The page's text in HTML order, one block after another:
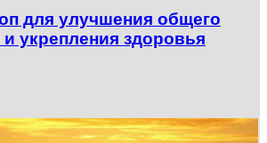
для улучшения общего
и укрепления здоровья